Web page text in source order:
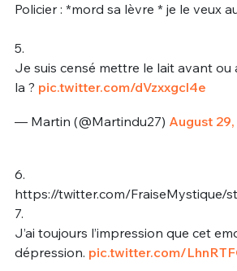
Policier : *mord sa lèvre * je le veux
5.
Je suis censé mettre le lait avant ou
la ? pic.twitter.com/dVzxxgcl4e
— Martin (@Martindu27) August 29,
6.
https://twitter.com/FraiseMystique/
7.
J’ai toujours l’impression que cet
dépression. pic.twitter.com/